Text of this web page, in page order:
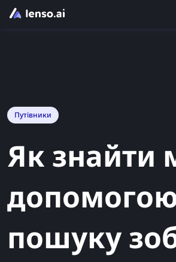
Путівники
Як знайти
допомогою
пошуку